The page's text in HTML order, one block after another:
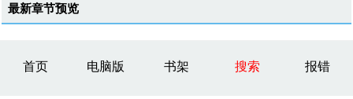
最新章节预览
首页 电脑版 书架 搜索 报错